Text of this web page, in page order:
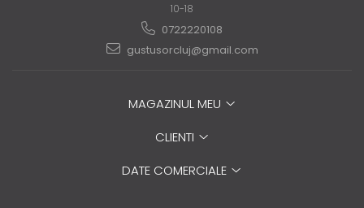
10-18
0722220108
gustusorcluj@gmail.com
MAGAZINUL MEU
CLIENTI
DATE COMERCIALE